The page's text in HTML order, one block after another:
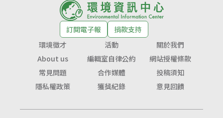
訂閱電子報
捐款支持
環境徵才
活動
關於我們
About us
編輯室自律公約
網站授權條款
常見問題
合作媒體
投稿須知
隱私權政策
獲獎紀錄 意見回饋